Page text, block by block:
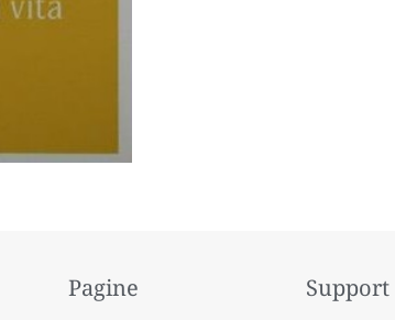
Pagine Support